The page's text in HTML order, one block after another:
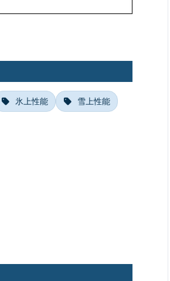
氷上性能 雪上性能